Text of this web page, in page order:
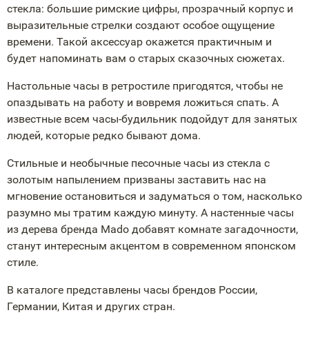
стекла: большие римские цифры, прозрачный корпус и
выразительные стрелки создают особое ощущение
времени. Такой аксессуар окажется практичным и
будет напоминать вам о старых сказочных сюжетах.
Настольные часы в ретростиле пригодятся, чтобы не
опаздывать на работу и вовремя ложиться спать. А
известные всем часы-будильник подойдут для занятых
людей, которые редко бывают дома.
Стильные и необычные песочные часы из стекла с
золотым напылением призваны заставить нас на
мгновение остановиться и задуматься о том, насколько
разумно мы тратим каждую минуту. А настенные часы
из дерева бренда Mado добавят комнате загадочности,
станут интересным акцентом в современном японском
стиле.
В каталоге представлены часы брендов России,
Германии, Китая и других стран.